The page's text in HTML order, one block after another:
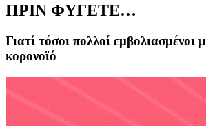
ΠΡΙΝ ΦΥΓΕΤΕ…
Γιατί τόσοι πολλοί εμβολιασμένοι
κορονοϊό